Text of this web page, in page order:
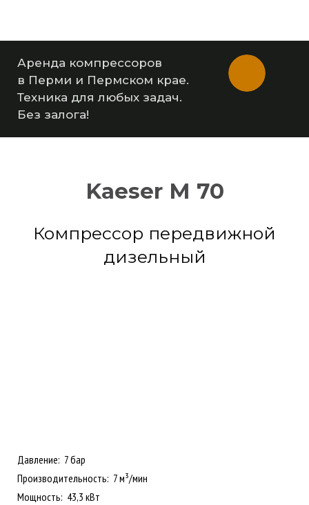
Аренда компрессоров
в Перми и Пермском крае.
Техника для любых задач.
Без залога!
Kaeser M 70
Компрессор передвижной
дизельный
Давление: 7 бар
Производительность: 7 м³/мин
Мощность: 43,3 кВт